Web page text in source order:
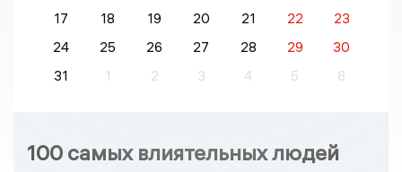
17
18 19 20 21 22
23
24
25 26 27 28 29
30
31
1 2 3 4 5 6
100 самых влиятельных людей